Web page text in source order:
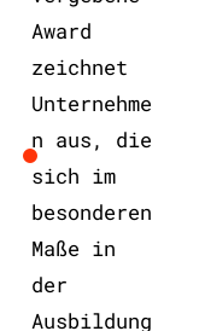
Award
zeichnet
Unternehme
n aus, die
sich im
besonderen
Maße in
der
Ausbildung